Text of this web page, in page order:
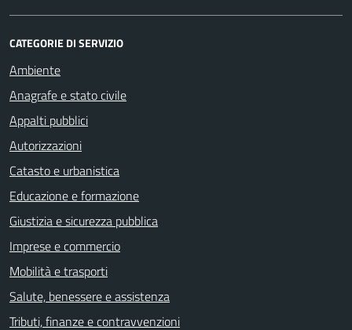
CATEGORIE DI SERVIZIO
Ambiente
Anagrafe e stato civile
Appalti pubblici
Autorizzazioni
Catasto e urbanistica
Educazione e formazione
Giustizia e sicurezza pubblica
Imprese e commercio
Mobilità e trasporti
Salute, benessere e assistenza
Tributi, finanze e contravvenzioni